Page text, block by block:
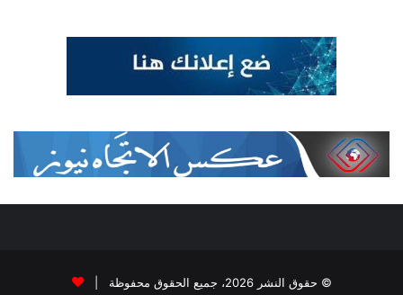
© حقوق النشر 2026، جميع الحقوق محفوظة |